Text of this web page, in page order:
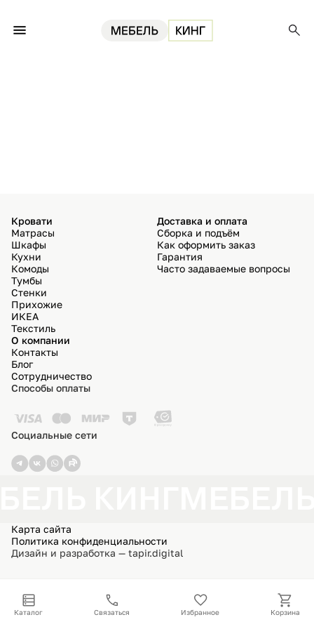
Кровати
Матрасы
Шкафы
Кухни
Комоды
Тумбы
Стенки
Прихожие
ИКЕА
Текстиль
Доставка и оплата
Сборка и подъём
Как оформить заказ
Гарантия
Часто задаваемые вопросы
О компании
Контакты
Блог
Сотрудничество
Способы оплаты
Социальные сети
Карта сайта
Политика конфиденциальности
Дизайн и разработка — tapir.digital
Каталог Связаться Избранное Корзина